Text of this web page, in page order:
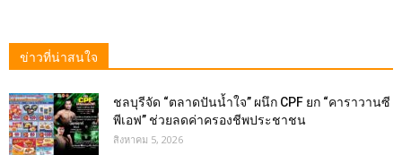
ข่าวที่น่าสนใจ
ชลบุรีจัด “ตลาดปันน้ำใจ” ผนึก CPF ยก “คาราวานซี
พีเอฟ” ช่วยลดค่าครองชีพประชาชน
สิงหาคม 5, 2026